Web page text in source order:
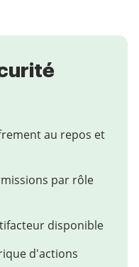
au repos et
par rôle
disponible
d'actions